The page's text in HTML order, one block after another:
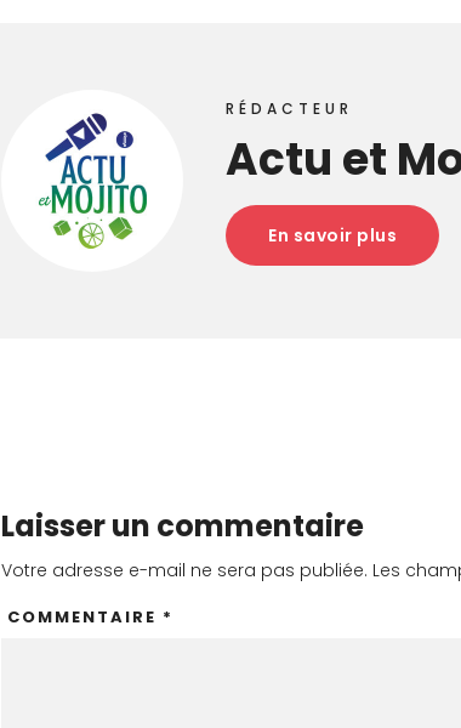
RÉDACTEUR
Actu et
En savoir plus
Laisser un commentaire
Votre adresse e-mail ne sera pas publiée. Les
COMMENTAIRE *